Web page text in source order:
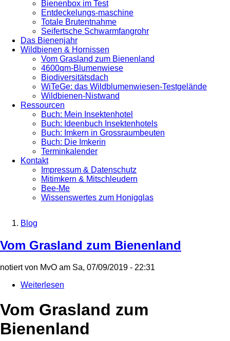
Bienenbox im Test
Entdeckelungs-maschine
Totale Brutentnahme
Seifertsche Schwarmfangrohr
Das Bienenjahr
Wildbienen & Hornissen
Vom Grasland zum Bienenland
4600qm-Blumenwiese
Biodiversitätsdach
WiTeGe: das Wildblumenwiesen-Testgelände
Wildbienen-Nistwand
Ressourcen
Buch: Mein Insektenhotel
Buch: Ideenbuch Insektenhotels
Buch: Imkern in Grossraumbeuten
Buch: Die Imkerin
Terminkalender
Kontakt
Impressum & Datenschutz
Mitimkern & Mitschleudern
Bee-Me
Wissenswertes zum Honigglas
Blog
Vom Grasland zum Bienenland
notiert von MvO am Sa, 07/09/2019 - 22:31
Weiterlesen
Grasland
zum
Bienenland
Vom Grasland zum
Bienenland